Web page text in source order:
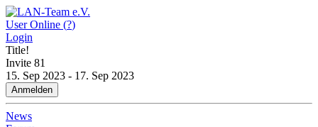
User Online (?)
Login
Title!
Invite 81
15. Sep 2023 - 17. Sep 2023
Anmelden
News